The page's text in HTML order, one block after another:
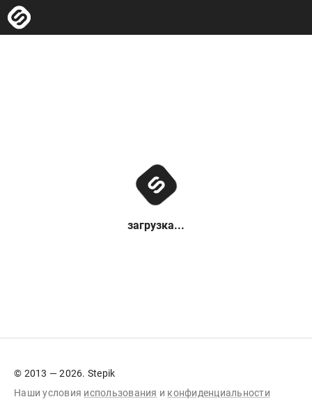
загрузка...
© 2013 — 2026. Stepik
Наши условия использования и конфиденциальности